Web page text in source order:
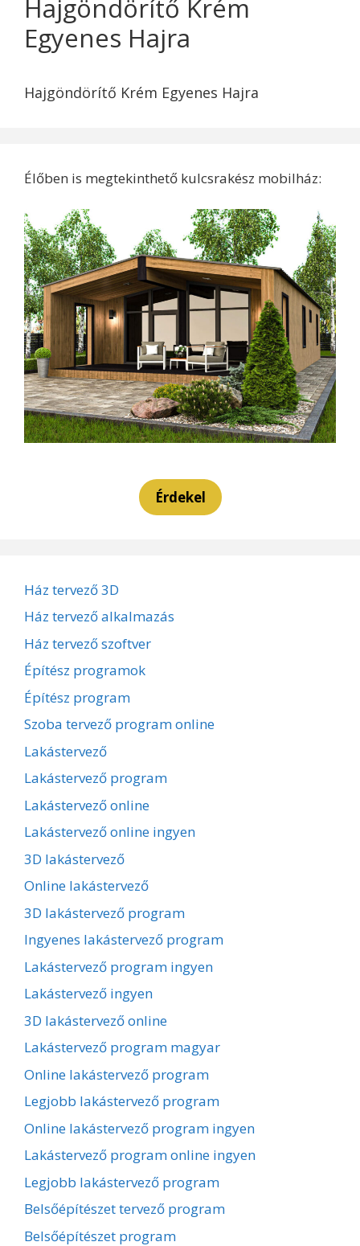
Hajgöndörítő Krém
Egyenes Hajra
Hajgöndörítő Krém Egyenes Hajra
Élőben is megtekinthető kulcsrakész mobilház:
Érdekel
Ház tervező 3D
Ház tervező alkalmazás
Ház tervező szoftver
Építész programok
Építész program
Szoba tervező program online
Lakástervező
Lakástervező program
Lakástervező online
Lakástervező online ingyen
3D lakástervező
Online lakástervező
3D lakástervező program
Ingyenes lakástervező program
Lakástervező program ingyen
Lakástervező ingyen
3D lakástervező online
Lakástervező program magyar
Online lakástervező program
Legjobb lakástervező program
Online lakástervező program ingyen
Lakástervező program online ingyen
Legjobb lakástervező program
Belsőépítészet tervező program
Belsőépítészet program